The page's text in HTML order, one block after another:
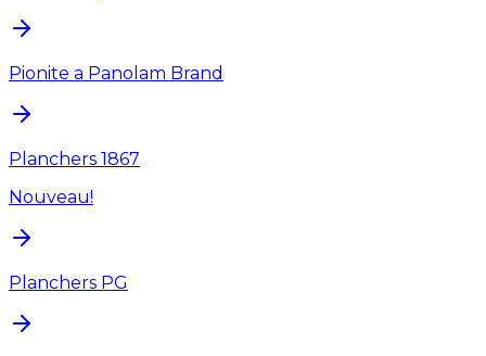
Pionite a Panolam Brand
Planchers 1867
Nouveau!
Planchers PG